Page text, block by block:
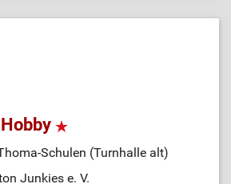
Schulen (Turnhalle alt)
Junkies e. V.